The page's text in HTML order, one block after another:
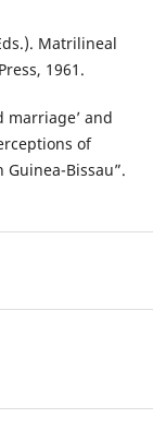
Matrilineal
1961.
marriage’ and
of
Bissau”.